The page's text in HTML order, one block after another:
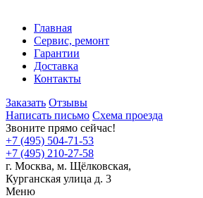
Главная
Сервис, ремонт
Гарантии
Доставка
Контакты
Заказать Отзывы
Написать письмо Схема проезда
Звоните прямо сейчас!
+7 (495) 504-71-53
+7 (495) 210-27-58
г. Москва, м. Щёлковская,
Курганская улица д. 3
Меню